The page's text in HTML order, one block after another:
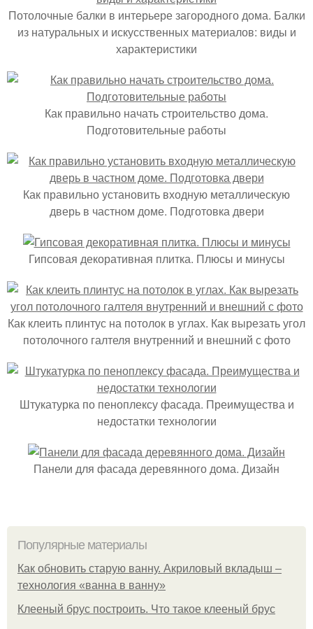
Потолочные балки в интерьере загородного дома. Балки
из натуральных и искусственных материалов: виды и
характеристики
Как правильно начать строительство дома.
Подготовительные работы
Как правильно установить входную металлическую
дверь в частном доме. Подготовка двери
Гипсовая декоративная плитка. Плюсы и минусы
Как клеить плинтус на потолок в углах. Как вырезать угол
потолочного галтеля внутренний и внешний с фото
Штукатурка по пеноплексу фасада. Преимущества и
недостатки технологии
Панели для фасада деревянного дома. Дизайн
Популярные материалы
Как обновить старую ванну. Акриловый вкладыш –
технология «ванна в ванну»
Клееный брус построить. Что такое клееный брус